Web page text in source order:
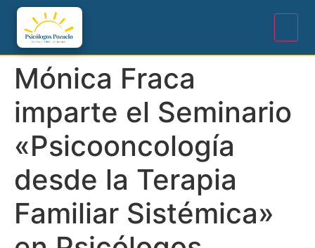
Mónica Fraca
imparte el Seminario
«Psicooncología
desde la Terapia
Familiar Sistémica»